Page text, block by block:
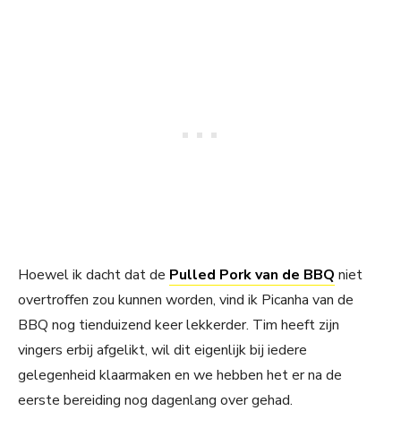
Hoewel ik dacht dat de Pulled Pork van de BBQ niet
overtroffen zou kunnen worden, vind ik Picanha van de
BBQ nog tienduizend keer lekkerder. Tim heeft zijn
vingers erbij afgelikt, wil dit eigenlijk bij iedere
gelegenheid klaarmaken en we hebben het er na de
eerste bereiding nog dagenlang over gehad.